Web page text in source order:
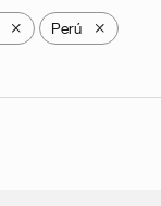
X Perú X